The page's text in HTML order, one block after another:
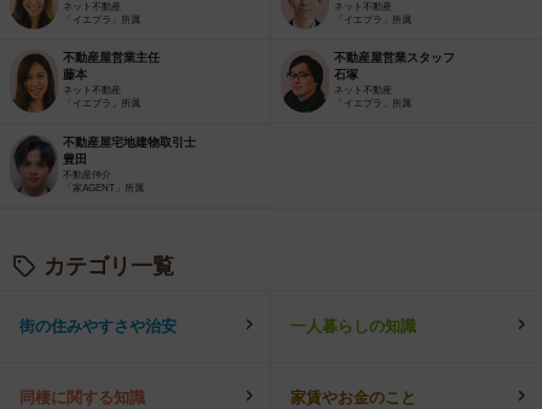
ネット不動産
「イエプラ」所属
ネット不動産
「イエプラ」所属
不動産屋営業主任
藤本
ネット不動産
「イエプラ」所属
不動産屋営業スタッフ
石塚
ネット不動産
「イエプラ」所属
不動産屋宅地建物取引士
豊田
不動産仲介
「家AGENT」所属
カテゴリ一覧
街の住みやすさや治安 一人暮らしの知識
同棲に関する知識 家賃やお金のこと